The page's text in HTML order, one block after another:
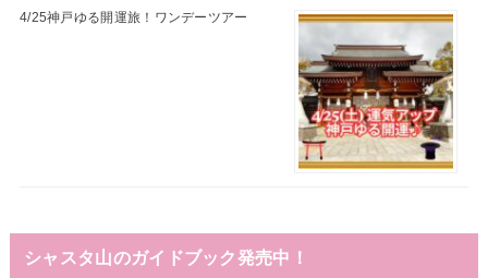
4/25神戸ゆる開運旅！ワンデーツアー
シャスタ山のガイドブック発売中！